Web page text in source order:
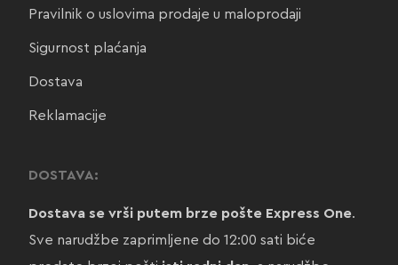
Pravilnik o uslovima prodaje u maloprodaji
Sigurnost plaćanja
Dostava
Reklamacije
DOSTAVA:
Dostava se vrši putem brze pošte Express One.
Sve narudžbe zaprimljene do 12:00 sati biće